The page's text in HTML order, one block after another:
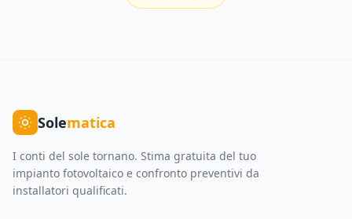
Solematica
I conti del sole tornano. Stima gratuita del tuo
impianto fotovoltaico e confronto preventivi da
installatori qualificati.